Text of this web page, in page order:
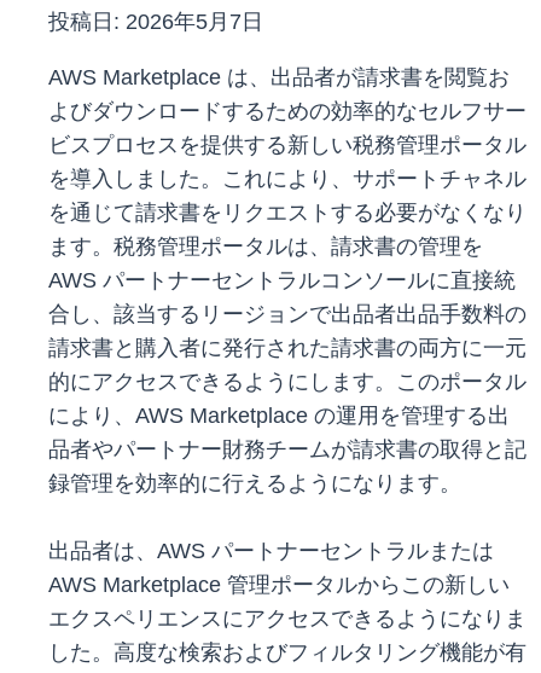
投稿日: 2026年5月7日
AWS Marketplace は、出品者が請求書を閲覧お
よびダウンロードするための効率的なセルフサー
ビスプロセスを提供する新しい税務管理ポータル
を導入しました。これにより、サポートチャネル
を通じて請求書をリクエストする必要がなくなり
ます。税務管理ポータルは、請求書の管理を
AWS パートナーセントラルコンソールに直接統
合し、該当するリージョンで出品者出品手数料の
請求書と購入者に発行された請求書の両方に一元
的にアクセスできるようにします。このポータル
により、AWS Marketplace の運用を管理する出
品者やパートナー財務チームが請求書の取得と記
録管理を効率的に行えるようになります。
出品者は、AWS パートナーセントラルまたは
AWS Marketplace 管理ポータルからこの新しい
エクスペリエンスにアクセスできるようになりま
した。高度な検索およびフィルタリング機能が有